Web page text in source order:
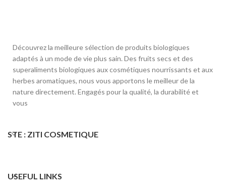
Découvrez la meilleure sélection de produits biologiques
adaptés à un mode de vie plus sain. Des fruits secs et des
superaliments biologiques aux cosmétiques nourrissants et aux
herbes aromatiques, nous vous apportons le meilleur de la
nature directement. Engagés pour la qualité, la durabilité et
vous
STE : ZITI COSMETIQUE
USEFUL LINKS